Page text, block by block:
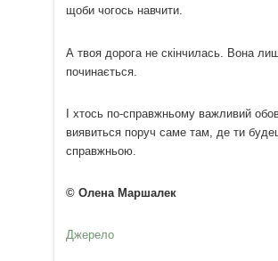
щоби чогось навчити.
А твоя дорога не скінчилась. Вона
починається.
І хтось по-справжньому важливий
виявиться поруч саме там, де ти
справжньою.
© Олена Маршалек
Джерело